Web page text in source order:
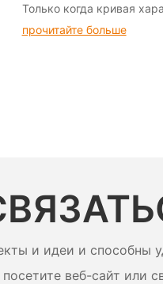
Только когда кривая
максимально близка к
прочитайте больше
и идеи и способны
веб-сайт или